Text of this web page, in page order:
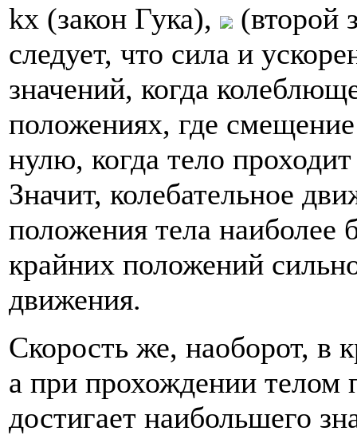
kx (закон Гука),
(второй
следует, что сила и
значений, когда
положениях, где
нулю, когда тело
Значит, колебательное
положения тела наиболее
крайних положений
движения.
Скорость же, наоборот, в
а при прохождении телом
достигает наибольшего